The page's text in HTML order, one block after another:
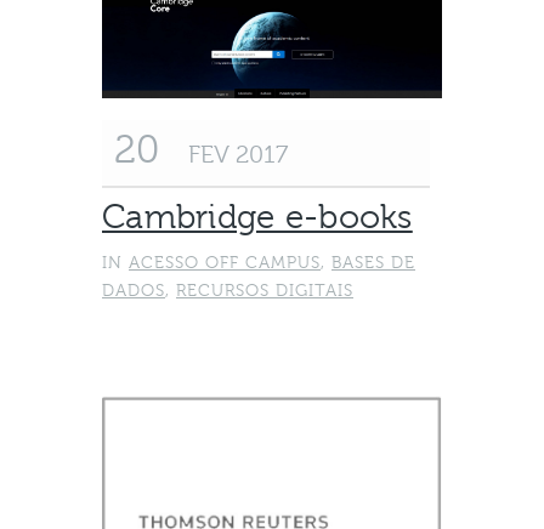
20 FEV 2017
Cambridge e-books
IN ACESSO OFF CAMPUS, BASES DE
DADOS, RECURSOS DIGITAIS